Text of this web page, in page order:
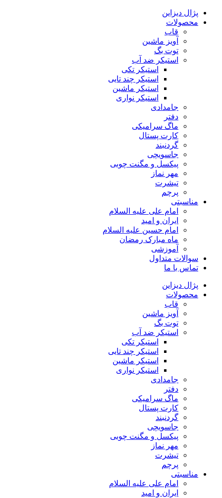
پژال دیزاین
محصولات
قاب
آویز ماشین
توت بگ
استیکر ضد آب
استیکر تکی
استیکر چند تایی
استیکر ماشین
استیکر نواری
جامدادی
دفتر
ماگ سرامیکی
کارت پستال
گردنبند
جاسویچی
پیکسل و مگنت چوبی
مهر نماز
تیشرت
پرچم
مناسبتی
امام علی علیه السلام
ایران و امید
امام حسین علیه السلام
ماه مبارک رمضان
آموزشی
سوالات متداول
تماس با ما
پژال دیزاین
محصولات
قاب
آویز ماشین
توت بگ
استیکر ضد آب
استیکر تکی
استیکر چند تایی
استیکر ماشین
استیکر نواری
جامدادی
دفتر
ماگ سرامیکی
کارت پستال
گردنبند
جاسویچی
پیکسل و مگنت چوبی
مهر نماز
تیشرت
پرچم
مناسبتی
امام علی علیه السلام
ایران و امید